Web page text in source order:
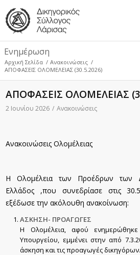
Ενημέρωση
Αρχική Σελίδα / Ανακοινώσεις /
ΑΠΟΦΑΣΕΙΣ ΟΛΟΜΕΛΕΙΑΣ (30.5.2026)
ΑΠΟΦΑΣΕΙΣ ΟΛΟΜΕΛΕΙΑΣ
2 Ιουνίου 2026 / Ανακοινώσεις
Ανακοινώσεις Ολομέλειας
Η Ολομέλεια των Προέδρων των
Ελλάδος ,που συνεδρίασε στις
εξέδωσε την ακόλουθη ανακοίνωση:
ΑΣΚΗΣΗ- ΠΡΟΑΓΩΓΕΣ
Η Ολομέλεια, αφού ενημερώθηκε
Υπουργείου, εμμένει στην από
άσκηση και τις προαγωγές δικηγόρων.